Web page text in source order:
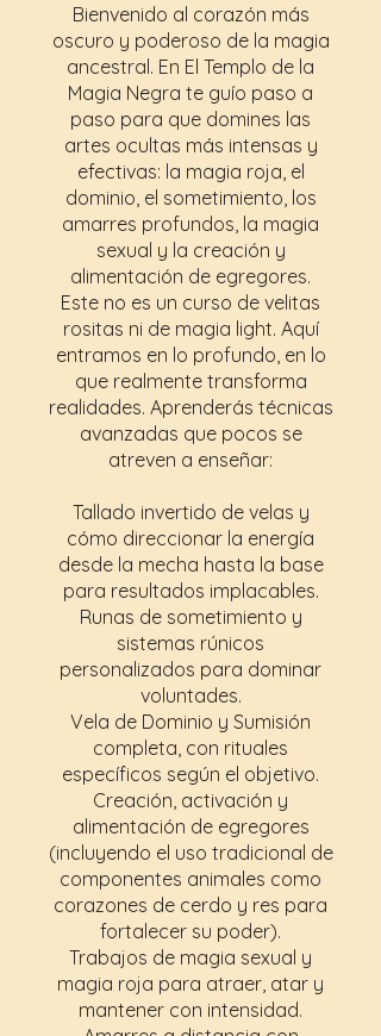
Bienvenido al corazón más
oscuro y poderoso de la magia
ancestral. En El Templo de la
Magia Negra te guío paso a
paso para que domines las
artes ocultas más intensas y
efectivas: la magia roja, el
dominio, el sometimiento, los
amarres profundos, la magia
sexual y la creación y
alimentación de egregores.
Este no es un curso de velitas
rositas ni de magia light. Aquí
entramos en lo profundo, en lo
que realmente transforma
realidades. Aprenderás técnicas
avanzadas que pocos se
atreven a enseñar:
Tallado invertido de velas y
cómo direccionar la energía
desde la mecha hasta la base
para resultados implacables.
Runas de sometimiento y
sistemas rúnicos
personalizados para dominar
voluntades.
Vela de Dominio y Sumisión
completa, con rituales
específicos según el objetivo.
Creación, activación y
alimentación de egregores
(incluyendo el uso tradicional de
componentes animales como
corazones de cerdo y res para
fortalecer su poder).
Trabajos de magia sexual y
magia roja para atraer, atar y
mantener con intensidad.